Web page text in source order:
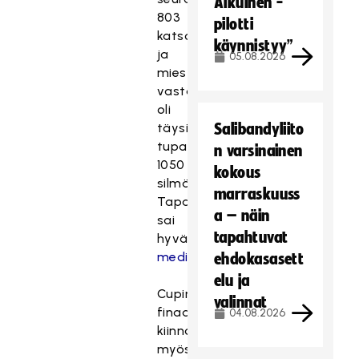
803
katsojaa
ja
miesten
vastaavassa
oli
täysi
tupa,
1050
silmäparia.
Tapahtuma
sai
hyväksyntää
mediassakin.
Cupin
finaalit
kiinnostivat
myös
pilotti
käynnistyy”
05.08.2026
Salibandyliito
n varsinainen
kokous
marraskuuss
a – näin
tapahtuvat
ehdokasasett
elu ja
valinnat
04.08.2026